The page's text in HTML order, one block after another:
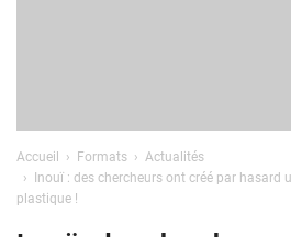
Accueil Formats
Actualités
Inouï : des chercheurs ont créé par hasard
plastique !